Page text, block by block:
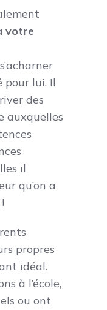
votre
pour lui. Il
des
auxquelles
il
qu’on a
propres
idéal.
à l’école,
ou ont